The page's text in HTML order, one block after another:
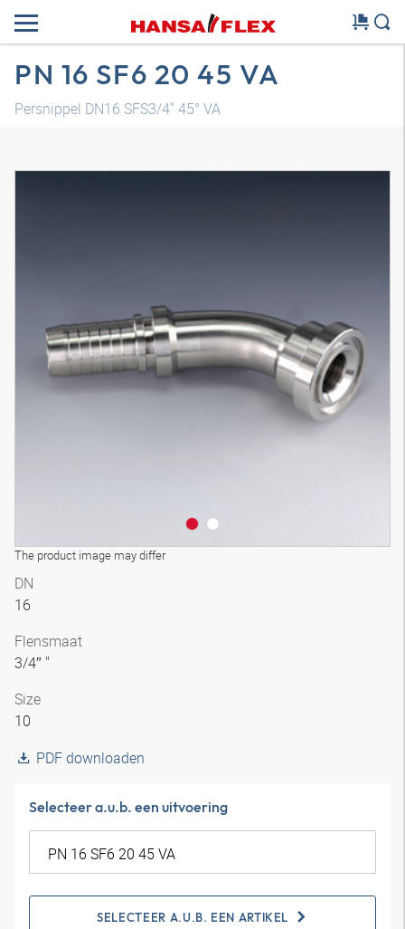
PN 16 SF6 20 45 VA
Persnippel DN16 SFS3/4" 45° VA
The product image may differ
DN
16
Flensmaat
3/4″ "
Size
10
PDF downloaden
Selecteer a.u.b. een uitvoering
SELECTEER A.U.B. EEN ARTIKEL